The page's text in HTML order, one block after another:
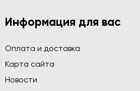
Информация для вас
Оплата и доставка
Карта сайта
Новости